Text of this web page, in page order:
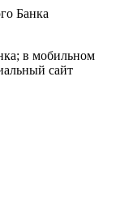
Банка
в мобильном
сайт